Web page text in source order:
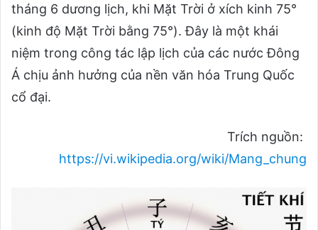
tháng 6 dương lịch, khi Mặt Trời ở xích kinh 75°
(kinh độ Mặt Trời bằng 75°). Đây là một khái
niệm trong công tác lập lịch của các nước Đông
Á chịu ảnh hưởng của nền văn hóa Trung Quốc
cổ đại.
Trích nguồn:
https://vi.wikipedia.org/wiki/Mang_chung